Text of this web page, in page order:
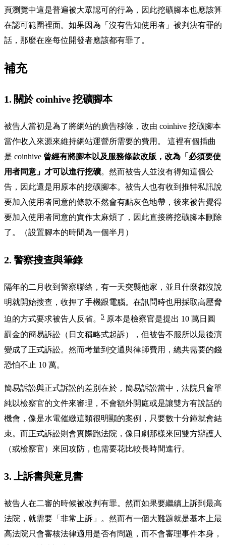
頁瀏覽中這是普遍被大眾認可的行為，因此挖礦腳本也應該算
在認可範圍裡面。如果因為「沒有告知使用者」被判決有罪的
話，那麼在座每位開發者應該都有罪了。
補充
1. 關於 coinhive 挖礦腳本
被告人當初是為了將網站的廣告移除，改由 coinhive 挖礦腳本
當作收入來源來維持網站運營所需要的費用。 這裡有個插曲
是 coinhive 曾經有將腳本以及服務條款改版，改為「必須要使
用者同意」才可以進行挖礦。然而被告人並沒有得知這個公
告，因此還是用原本的挖礦腳本。被告人也有收到推特私訊說
要加入使用者同意的條款不然會有點灰色地帶，後來被告覺得
要加入使用者同意的實作太麻煩了，因此直接將挖礦腳本刪除
了。（設置腳本的時間為一個半月）
2. 警察搜查與筆錄
隔年的二月收到警察聯絡，有一天突襲他家，並且什麼都沒說
明就開始搜查，收押了手機跟電腦。在訊問時也用採取高壓脅
迫的方式要求被告人反省。 5 原本是檢察官是提出 10 萬日圓
罰金的簡易訴訟（日文稱略式起訴），但被告不服所以最後演
變成了正式訴訟。然而考量到交通與律師費用，總共需要的錢
恐怕不止 10 萬。
簡易訴訟與正式訴訟的差別在於，簡易訴訟當中，法院只會單
純以檢察官的文件來審理，不會額外開庭或是讓雙方有說話的
機會，像是水電催繳這類很明顯的案例，只要數十分鐘就會結
束。而正式訴訟則會實際跑法院，像日劇那樣來回雙方辯護人
（或檢察官）來回攻防，也需要花比較長時間進行。
3. 上訴書與意見書
被告人在二審的時候被改判有罪。然而如果要繼續上訴到最高
法院，就需要「非常上訴」。然而有一個大難題就是基本上最
高法院只會審核法律適用是否有問題，而不會審理事件本身，